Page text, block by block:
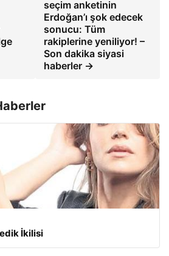
seçim anketinin
Erdoğan’ı şok edecek
sonucu: Tüm
rakiplerine yeniliyor! –
Son dakika siyasi
haberler →
İkilisi